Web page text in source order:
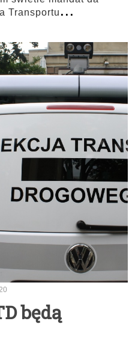
Transportu...
będą